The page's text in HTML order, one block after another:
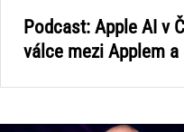
Podcast: Apple AI v
válce mezi Applem a